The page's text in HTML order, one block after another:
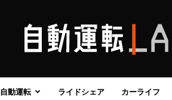
自動運転 ライドシェア カーライフ